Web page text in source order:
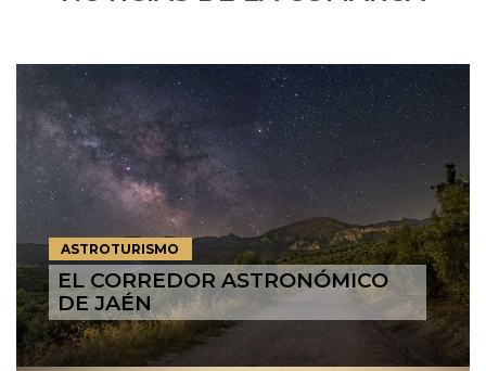
ASTROTURISMO
EL CORREDOR ASTRONÓMICO
DE JAÉN